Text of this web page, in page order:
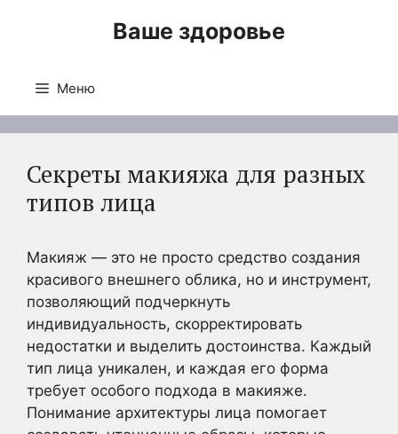
Ваше здоровье
Меню
Секреты макияжа для разных
типов лица
Макияж — это не просто средство создания
красивого внешнего облика, но и инструмент,
позволяющий подчеркнуть
индивидуальность, скорректировать
недостатки и выделить достоинства. Каждый
тип лица уникален, и каждая его форма
требует особого подхода в макияже.
Понимание архитектуры лица помогает